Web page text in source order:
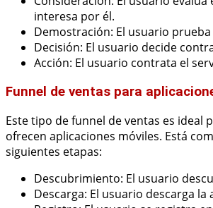
interesa por él.
Demostración: El usuario prueba
Decisión: El usuario decide
Acción: El usuario contrata el
Funnel de ventas para
Este tipo de funnel de ventas es ideal
ofrecen aplicaciones móviles. Está
siguientes etapas:
Descubrimiento: El usuario
Descarga: El usuario descarga la